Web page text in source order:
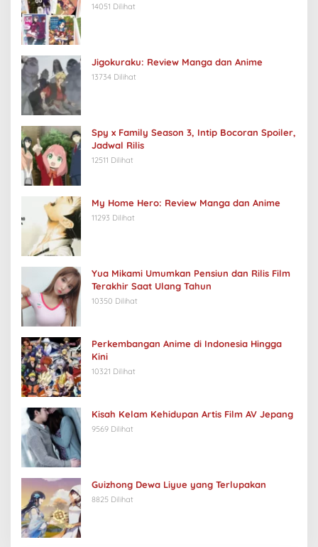
14051 Dilihat
Jigokuraku: Review Manga dan Anime
13734 Dilihat
Spy x Family Season 3, Intip Bocoran Spoiler,
Jadwal Rilis
12511 Dilihat
My Home Hero: Review Manga dan Anime
11293 Dilihat
Yua Mikami Umumkan Pensiun dan Rilis Film
Terakhir Saat Ulang Tahun
10350 Dilihat
Perkembangan Anime di Indonesia Hingga
Kini
10321 Dilihat
Kisah Kelam Kehidupan Artis Film AV Jepang
9569 Dilihat
Guizhong Dewa Liyue yang Terlupakan
8825 Dilihat